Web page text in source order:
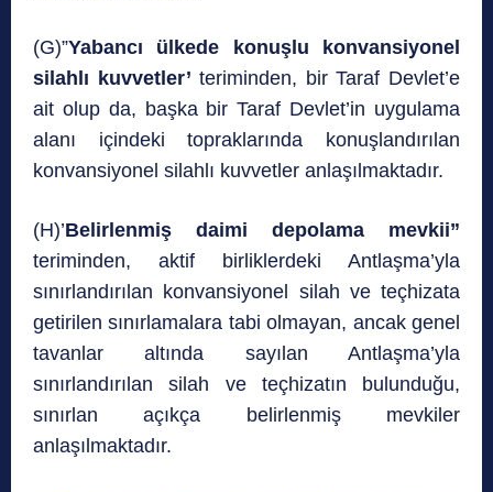
(G)”Yabancı ülkede konuşlu konvansiyonel
silahlı kuvvetler’ teriminden, bir Taraf Devlet’e
ait olup da, başka bir Taraf Devlet’in uygulama
alanı içindeki topraklarında konuşlandırılan
konvansiyonel silahlı kuvvetler anlaşılmaktadır.
(H)’Belirlenmiş daimi depolama mevkii”
teriminden, aktif birliklerdeki Antlaşma’yla
sınırlandırılan konvansiyonel silah ve teçhizata
getirilen sınırlamalara tabi olmayan, ancak genel
tavanlar altında sayılan Antlaşma’yla
sınırlandırılan silah ve teçhizatın bulunduğu,
sınırlan açıkça belirlenmiş mevkiler
anlaşılmaktadır.